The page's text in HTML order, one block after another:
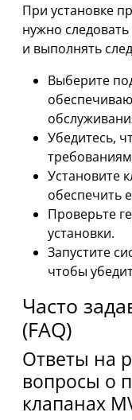
При установке
нужно
и выполнять
Выберите
Убедитесь,
Установите
обеспечить
Проверьте
установки.
Запустите
чтобы
Часто
(FAQ)
Ответы на
вопросы о
клапанах